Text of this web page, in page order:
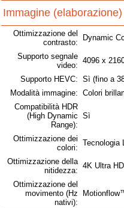
Immagine (elaborazione)
Ottimizzazione del
contrasto:
Dynamic
Supporto segnale
video:
4096 x
Supporto HEVC: Sì (fino a
Modalità immagine: Colori
Compatibilità HDR
(High Dynamic
Range):
Sì
Ottimizzazione dei
colori:
Tecnologia
Ottimizzazione della
nitidezza:
4K Ultra
Ottimizzazione del
movimento (Hz
nativi):